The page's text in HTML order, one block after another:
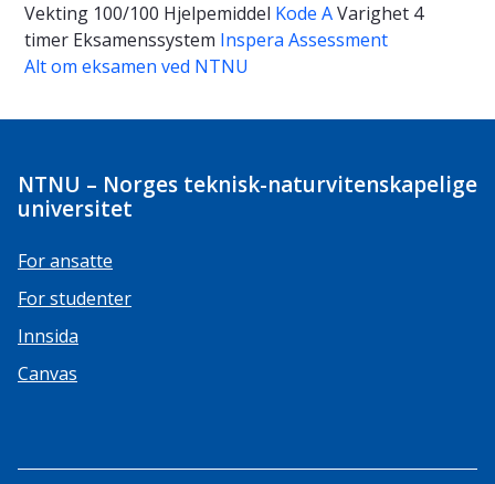
Vekting 100/100 Hjelpemiddel Kode AVarighet 4
timer Eksamenssystem Inspera Assessment
Alt om eksamen ved NTNU
NTNU – Norges teknisk-naturvitenskapelige
universitet
For ansatte
For studenter
Innsida
Canvas